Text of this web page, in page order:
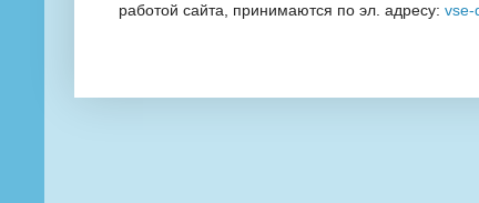
работой сайта, принимаются по эл. адресу: vse-